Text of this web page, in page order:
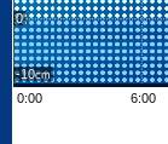
0
-10
0:00
6:00